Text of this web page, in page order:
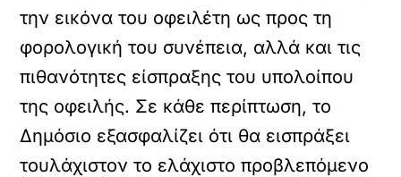
την εικόνα του οφειλέτη ως προς τη
φορολογική του συνέπεια, αλλά και τις
πιθανότητες είσπραξης του υπολοίπου
της οφειλής. Σε κάθε περίπτωση, το
Δημόσιο εξασφαλίζει ότι θα εισπράξει
τουλάχιστον το ελάχιστο προβλεπόμενο